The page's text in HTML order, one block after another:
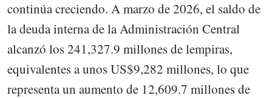
continúa creciendo. A marzo de 2026, el saldo de
la deuda interna de la Administración Central
alcanzó los 241,327.9 millones de lempiras,
equivalentes a unos US$9,282 millones, lo que
representa un aumento de 12,609.7 millones de